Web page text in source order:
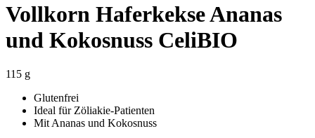
Vollkorn Haferkekse Ananas
und Kokosnuss CeliBIO
115 g
Glutenfrei
Ideal für Zöliakie-Patienten
Mit Ananas und Kokosnuss